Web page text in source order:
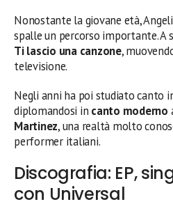
Nonostante la giovane età,
spalle un percorso importante. A
Ti lascio una canzone,
televisione.
Negli anni ha poi studiato canto
diplomandosi in canto moderno
Martinez, una realtà molto
performer italiani.
Discografia: EP,
con Universal